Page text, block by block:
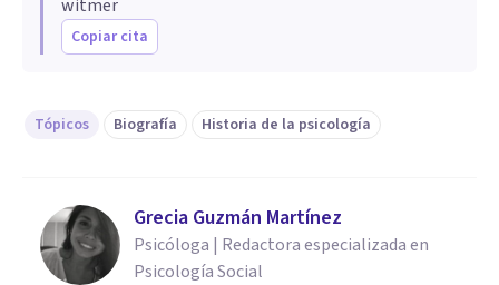
witmer
Copiar cita
Tópicos Biografía Historia de la psicología
Grecia Guzmán Martínez
Psicóloga | Redactora especializada en
Psicología Social